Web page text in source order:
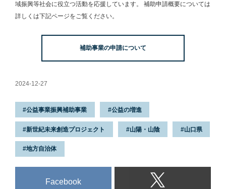
域振興等社会に役立つ活動を応援しています。
補助申請概要については
詳しくは下記ページをご覧ください。
補助事業の申請について
2024-12-27
公益事業振興補助事業 公益の増進
新世紀未来創造プロジェクト 山陽・山陰 山口県
地方自治体
Facebook